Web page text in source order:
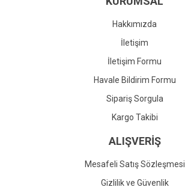
Gönder
Hakkımızda
İletişim
İletişim Formu
Havale Bildirim Formu
Sipariş Sorgula
Kargo Takibi
ALIŞVERİŞ
Mesafeli Satış Sözleşmesi
Gizlilik ve Güvenlik